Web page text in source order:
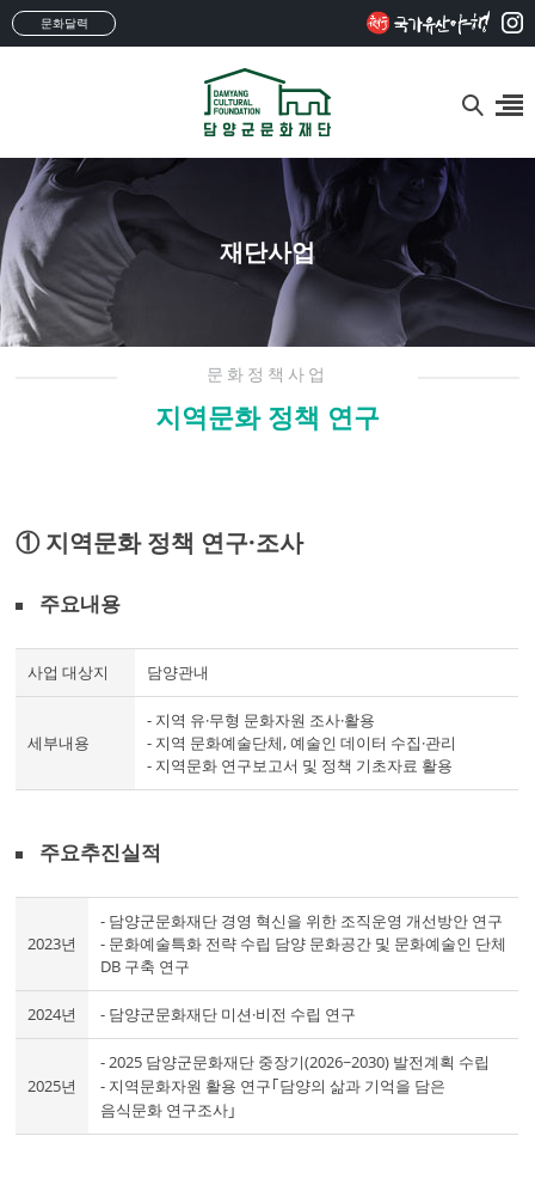
문화달력
재단사업
문화정책사업
지역문화 정책 연구
① 지역문화 정책 연구·조사
주요내용
사업 대상지 담양관내
세부내용
- 지역 유·무형 문화자원 조사·활용
- 지역 문화예술단체, 예술인 데이터 수집·관리
- 지역문화 연구보고서 및 정책 기초자료 활용
주요추진실적
2023년
- 담양군문화재단 경영 혁신을 위한 조직운영 개선방안 연구
- 문화예술특화 전략 수립 담양 문화공간 및 문화예술인 단체
DB 구축 연구
2024년 - 담양군문화재단 미션·비전 수립 연구
2025년
- 2025 담양군문화재단 중장기(2026~2030) 발전계획 수립
- 지역문화자원 활용 연구｢담양의 삶과 기억을 담은
음식문화 연구조사｣